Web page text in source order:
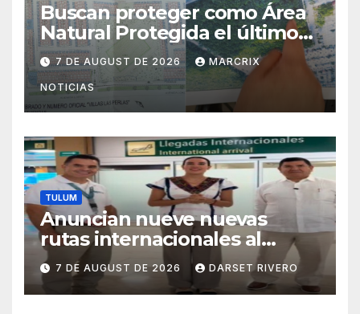
Buscan proteger como Área
Natural Protegida el último
pulmón verde de Villas del
Sol
7 DE AUGUST DE 2026 MARCRIX
NOTICIAS
TULUM
Anuncian nueve nuevas
rutas internacionales al
Aeropuerto de Tulum desde
Canadá y Estados Unidos
7 DE AUGUST DE 2026 DARSET RIVERO